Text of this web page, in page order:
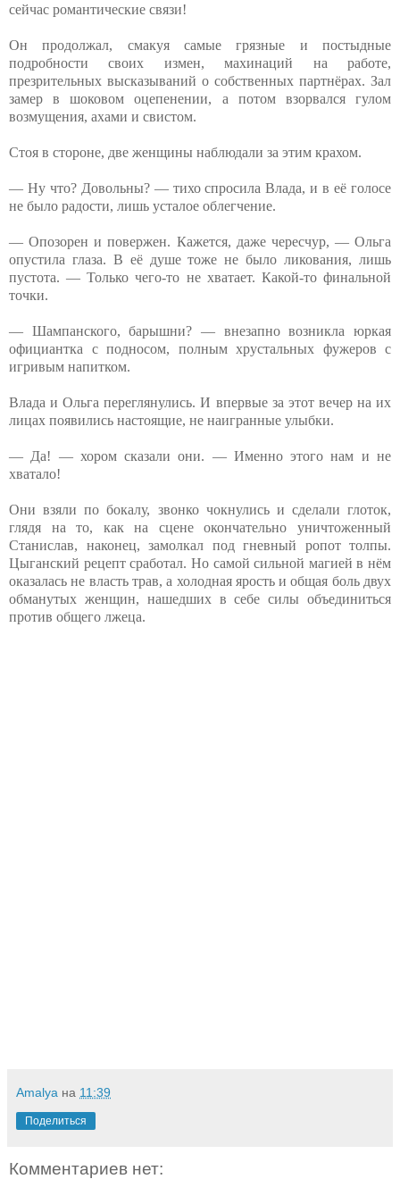
сейчас романтические связи!
Он продолжал, смакуя самые грязные и постыдные
подробности своих измен, махинаций на работе,
презрительных высказываний о собственных партнёрах. Зал
замер в шоковом оцепенении, а потом взорвался гулом
возмущения, ахами и свистом.
Стоя в стороне, две женщины наблюдали за этим крахом.
— Ну что? Довольны? — тихо спросила Влада, и в её голосе
не было радости, лишь усталое облегчение.
— Опозорен и повержен. Кажется, даже чересчур, — Ольга
опустила глаза. В её душе тоже не было ликования, лишь
пустота. — Только чего-то не хватает. Какой-то финальной
точки.
— Шампанского, барышни? — внезапно возникла юркая
официантка с подносом, полным хрустальных фужеров с
игривым напитком.
Влада и Ольга переглянулись. И впервые за этот вечер на их
лицах появились настоящие, не наигранные улыбки.
— Да! — хором сказали они. — Именно этого нам и не
хватало!
Они взяли по бокалу, звонко чокнулись и сделали глоток,
глядя на то, как на сцене окончательно уничтоженный
Станислав, наконец, замолкал под гневный ропот толпы.
Цыганский рецепт сработал. Но самой сильной магией в нём
оказалась не власть трав, а холодная ярость и общая боль двух
обманутых женщин, нашедших в себе силы объединиться
против общего лжеца.
Amalya на 11:39
Поделиться
Комментариев нет: